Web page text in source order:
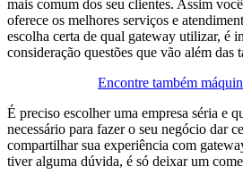
mais comum dos seu clientes. Assim
oferece os melhores serviços e
escolha certa de qual gateway utilizar, é
consideração questões que vão além das
Encontre também
É preciso escolher uma empresa séria e
necessário para fazer o seu negócio dar
compartilhar sua experiência com
tiver alguma dúvida, é só deixar um